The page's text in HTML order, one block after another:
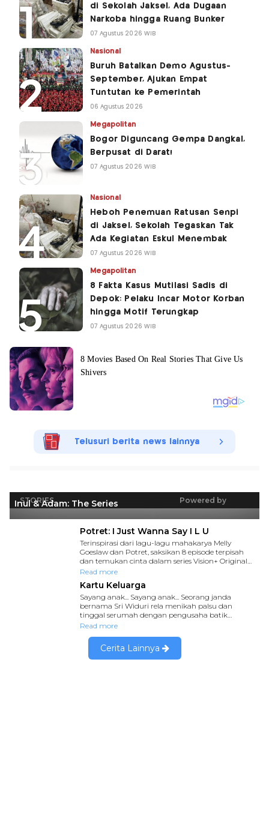
di Sekolah Jaksel, Ada Dugaan
Narkoba hingga Ruang Bunker
07 Agustus 2026 WIB
Nasional
Buruh Batalkan Demo Agustus-
September, Ajukan Empat
Tuntutan ke Pemerintah
06 Agustus 2026
Megapolitan
Bogor Diguncang Gempa Dangkal,
Berpusat di Darat!
07 Agustus 2026 WIB
Nasional
Heboh Penemuan Ratusan Senpi
di Jaksel, Sekolah Tegaskan Tak
Ada Kegiatan Eskul Menembak
07 Agustus 2026 WIB
Megapolitan
8 Fakta Kasus Mutilasi Sadis di
Depok: Pelaku Incar Motor Korban
hingga Motif Terungkap
07 Agustus 2026 WIB
Telusuri berita news lainnya